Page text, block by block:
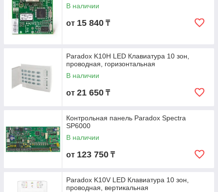
В наличии
от 15 840 ₸
Paradox K10H LED Клавиатура 10 зон,
проводная, горизонтальная
В наличии
от 21 650 ₸
Контрольная панель Paradox Spectra
SP6000
В наличии
от 123 750 ₸
Paradox K10V LED Клавиатура 10 зон,
проводная, вертикальная